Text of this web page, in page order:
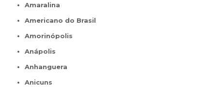
Amaralina
Americano do Brasil
Amorinópolis
Anápolis
Anhanguera
Anicuns